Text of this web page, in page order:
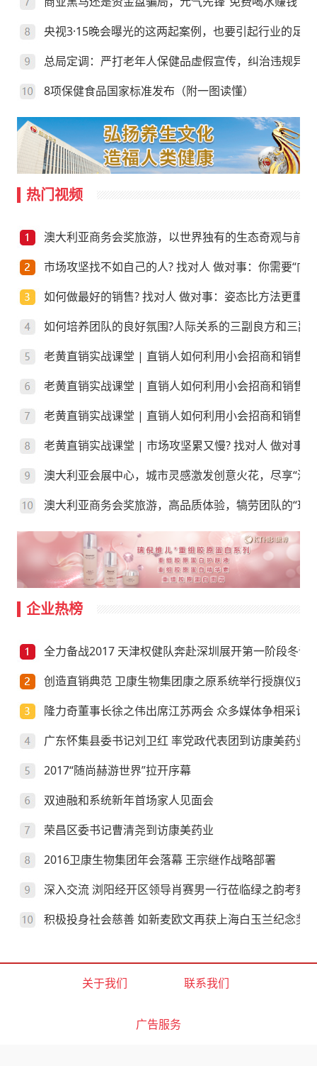
央视3·15晚会曝光的这两起案例，也要引起行业的足
总局定调：严打老年人保健品虚假宣传，纠治违规异
8项保健食品国家标准发布（附一图读懂）
热门视频
澳大利亚商务会奖旅游，以世界独有的生态奇观与前
市场攻坚找不如自己的人? 找对人 做对事：你需要“向
如何做最好的销售? 找对人 做对事：姿态比方法更重要!
如何培养团队的良好氛围?人际关系的三副良方和三副
老黄直销实战课堂 | 直销人如何利用小会招商和销售
老黄直销实战课堂 | 直销人如何利用小会招商和销售
老黄直销实战课堂 | 直销人如何利用小会招商和销售
老黄直销实战课堂 | 市场攻坚累又慢? 找对人 做对事
澳大利亚会展中心，城市灵感激发创意火花，尽享“澳”
澳大利亚商务会奖旅游，高品质体验，犒劳团队的“玩”
企业热榜
全力备战2017 天津权健队奔赴深圳展开第一阶段冬训
创造直销典范 卫康生物集团康之原系统举行授旗仪式
隆力奇董事长徐之伟出席江苏两会 众多媒体争相采访
广东怀集县委书记刘卫红 率党政代表团到访康美药业
2017“随尚赫游世界”拉开序幕
双迪融和系统新年首场家人见面会
荣昌区委书记曹清尧到访康美药业
2016卫康生物集团年会落幕 王宗继作战略部署
深入交流 浏阳经开区领导肖赛男一行莅临绿之韵考察
积极投身社会慈善 如新麦欧文再获上海白玉兰纪念奖
关于我们 联系我们
广告服务